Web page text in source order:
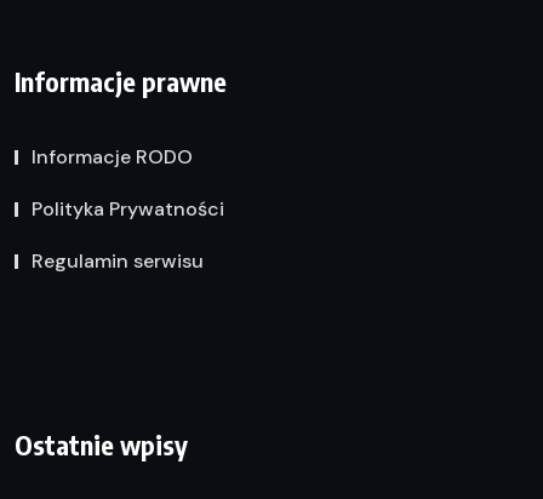
Informacje prawne
Informacje RODO
Polityka Prywatności
Regulamin serwisu
Ostatnie wpisy